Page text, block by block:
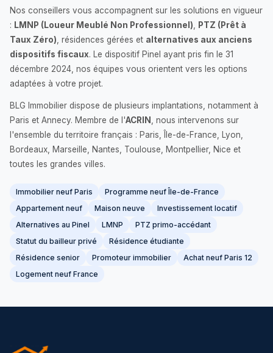
Nos conseillers vous accompagnent sur les solutions en vigueur
: LMNP (Loueur Meublé Non Professionnel)
PTZ (Prêt à
Taux Zéro) , résidences gérées et alternatives aux anciens
dispositifs fiscaux. Le dispositif Pinel ayant pris fin le 31
décembre 2024, nos équipes vous orientent vers les options
adaptées à votre projet.
BLG Immobilier dispose de plusieurs implantations, notamment à
Paris et Annecy. Membre de l'ACRIN
, nous intervenons sur
l'ensemble du territoire français : Paris, Île-de-France, Lyon,
Bordeaux, Marseille, Nantes, Toulouse, Montpellier, Nice et
toutes les grandes villes.
Immobilier neuf Paris
Programme neuf Île-de-France
Appartement neuf
Maison neuve
Investissement locatif
Alternatives au Pinel
LMNP
PTZ primo-accédant
Statut du bailleur privé
Résidence étudiante
Résidence senior
Promoteur immobilier
Achat neuf Paris 12
Logement neuf France